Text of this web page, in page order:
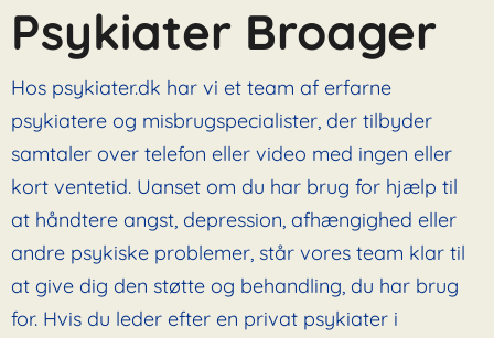
Psykiater Broager
Hos psykiater.dk har vi et team af erfarne
psykiatere og misbrugspecialister, der tilbyder
samtaler over telefon eller video med ingen eller
kort ventetid. Uanset om du har brug for hjælp til
at håndtere angst, depression, afhængighed eller
andre psykiske problemer, står vores team klar til
at give dig den støtte og behandling, du har brug
for. Hvis du leder efter en privat psykiater i